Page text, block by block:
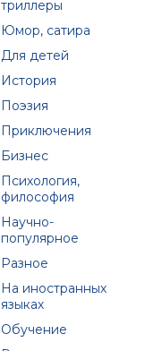
триллеры
Юмор, сатира
Для детей
История
Поэзия
Приключения
Бизнес
Психология,
философия
Научно-
популярное
Разное
На иностранных
языках
Обучение